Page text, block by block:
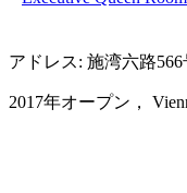
アドレス: 施湾六路
2017年オープン，